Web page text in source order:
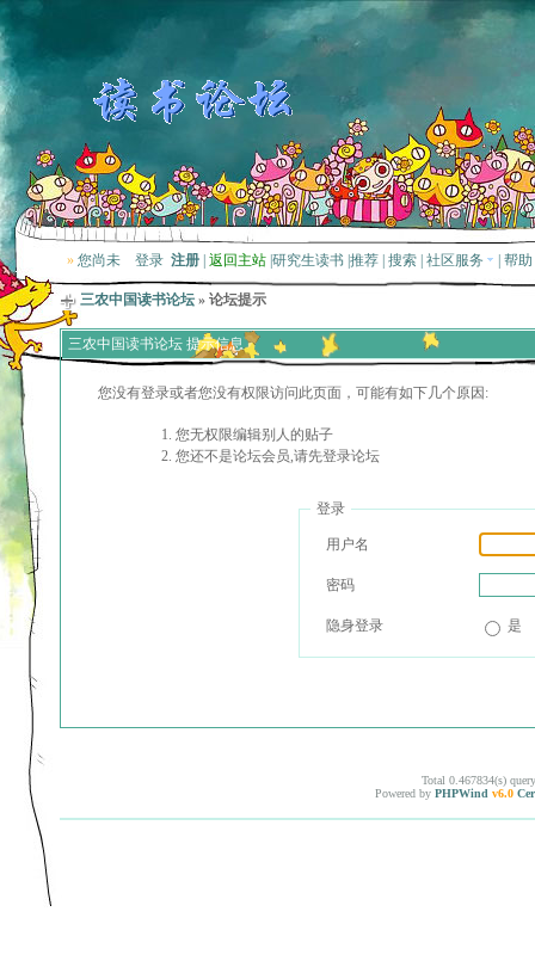
» 您尚未 登录 注册 返回主站 研究生读书 推荐 搜索 社区服务 帮助
三农中国读书论坛 » 论坛提示
三农中国读书论坛 提示信息
您没有登录或者您没有权限访问此页面，可能有如下几个原因:
您无权限编辑别人的贴子
您还不是论坛会员,请先登录论坛
登录
用户名
密码
隐身登录 是
Total 0.467834(s)
Powered by PHPWind v6.0